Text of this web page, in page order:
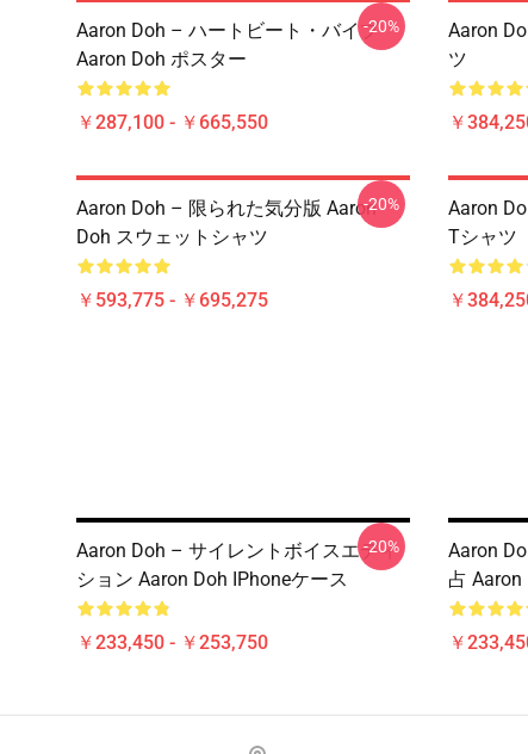
Aaron Doh – ハートビート・バイブ
Aaron Doh ポスター
￥287,100 - ￥665,550
-20%
Aaron
ツ
￥
Aaron Doh – 限られた気分版 Aaron
Doh スウェットシャツ
￥593,775 - ￥695,275
-20%
Aaron
Tシャツ
￥
Aaron Doh – サイレントボイスエディ
ション Aaron Doh IPhoneケース
￥233,450 - ￥253,750
-20%
Aaron
占 Aaron
￥